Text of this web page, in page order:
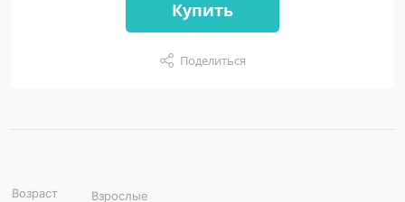
Купить
Поделиться
Возраст
Взрослые